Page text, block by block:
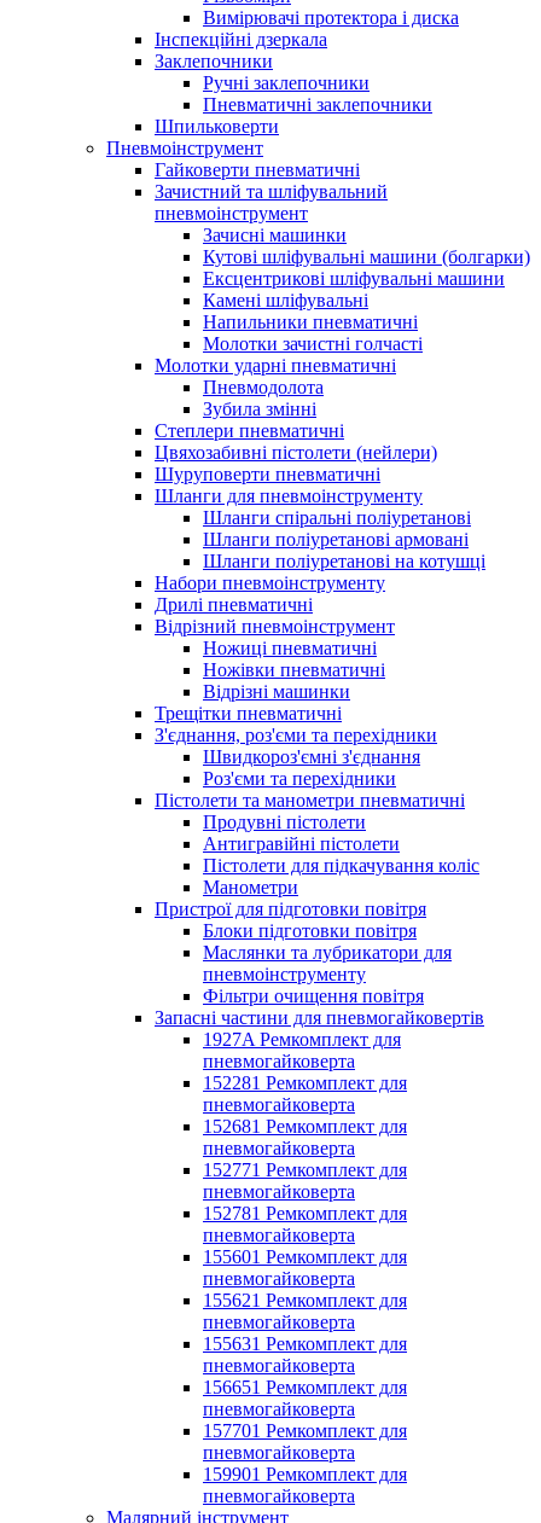
Вимірювачі протектора і диска
Інспекційні дзеркала
Заклепочники
Ручні заклепочники
Пневматичні заклепочники
Шпильковерти
Пневмоінструмент
Гайковерти пневматичні
Зачистний та шліфувальний
пневмоінструмент
Зачисні машинки
Кутові шліфувальні машини (болгарки)
Ексцентрикові шліфувальні машини
Камені шліфувальні
Напильники пневматичні
Молотки зачистні голчасті
Молотки ударні пневматичні
Пневмодолота
Зубила змінні
Степлери пневматичні
Цвяхозабивні пістолети (нейлери)
Шуруповерти пневматичні
Шланги для пневмоінструменту
Шланги спіральні поліуретанові
Шланги поліуретанові армовані
Шланги поліуретанові на котушці
Набори пневмоінструменту
Дрилі пневматичні
Відрізний пневмоінструмент
Ножиці пневматичні
Ножівки пневматичні
Відрізні машинки
Трещітки пневматичні
З'єднання, роз'єми та перехідники
Швидкороз'ємні з'єднання
Роз'єми та перехідники
Пістолети та манометри пневматичні
Продувні пістолети
Антигравійні пістолети
Пістолети для підкачування коліс
Манометри
Пристрої для підготовки повітря
Блоки підготовки повітря
Маслянки та лубрикатори для
пневмоінструменту
Фільтри очищення повітря
Запасні частини для пневмогайковертів
1927A Ремкомплект для
пневмогайковерта
152281 Ремкомплект для
пневмогайковерта
152681 Ремкомплект для
пневмогайковерта
152771 Ремкомплект для
пневмогайковерта
152781 Ремкомплект для
пневмогайковерта
155601 Ремкомплект для
пневмогайковерта
155621 Ремкомплект для
пневмогайковерта
155631 Ремкомплект для
пневмогайковерта
156651 Ремкомплект для
пневмогайковерта
157701 Ремкомплект для
пневмогайковерта
159901 Ремкомплект для
пневмогайковерта
Малярний інструмент